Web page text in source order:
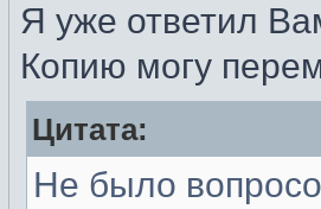
Я уже ответил
Копию могу
Цитата:
Не было